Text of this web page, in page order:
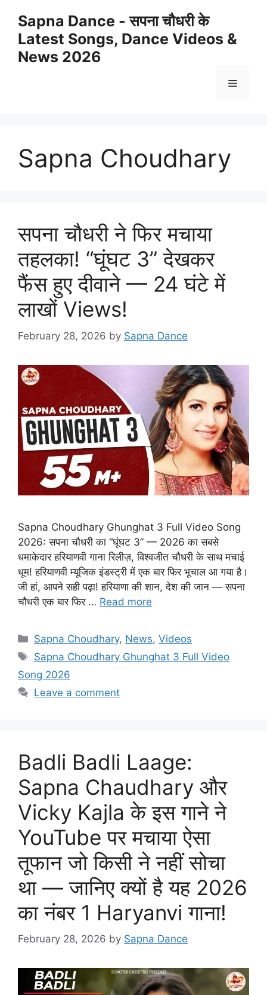
content
Sapna Dance - सपना चौधरी के
Latest Songs, Dance Videos &
News 2026
Menu
Sapna Choudhary
सपना चौधरी ने फिर मचाया
तहलका! “घूंघट 3” देखकर
फैंस हुए दीवाने — 24 घंटे में
लाखों Views!
February 28, 2026 by Sapna Dance
Sapna Choudhary Ghunghat 3 Full Video Song
2026: सपना चौधरी का “घूंघट 3” — 2026 का सबसे
धमाकेदार हरियाणवी गाना रिलीज़, विश्वजीत चौधरी के साथ मचाई
धूम! हरियाणवी म्यूजिक इंडस्ट्री में एक बार फिर भूचाल आ गया है।
जी हां, आपने सही पढ़ा! हरियाणा की शान, देश की जान — सपना
चौधरी एक बार फिर … Read more
Categories
Sapna Choudhary, News,Videos
Tags
Sapna Choudhary Ghunghat 3 Full Video
Song 2026
Leave a comment
Badli Badli Laage:
Sapna Chaudhary और
Vicky Kajla के इस गाने ने
YouTube पर मचाया ऐसा
तूफान जो किसी ने नहीं सोचा
था — जानिए क्यों है यह 2026
का नंबर 1 Haryanvi गाना!
February 28, 2026 by Sapna Dance